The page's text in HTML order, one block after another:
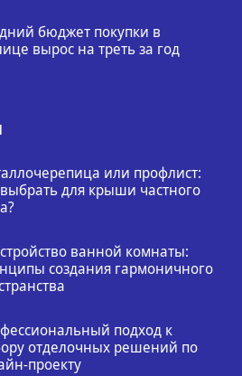
бюджет покупки в
вырос на треть за год
или профлист:
для крыши частного
ванной комнаты:
создания гармоничного
подход к
отделочных решений по
проекту